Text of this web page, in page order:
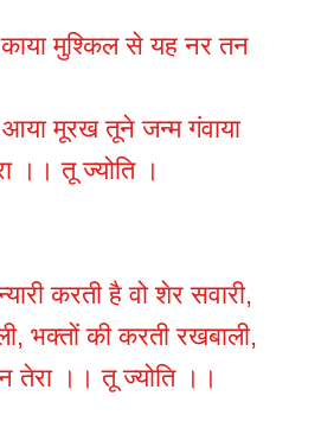
मुश्किल से यह नर तन
मूरख तूने जन्म गंवाया
।। तू ज्योति ।
करती है वो शेर सवारी,
भक्तों की करती रखबाली,
तेरा ।। तू ज्योति ।।